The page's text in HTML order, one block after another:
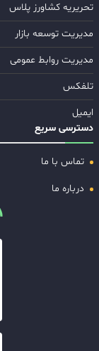
تحریریه کشاورز پلاس
مدیریت توسعه بازار
مدیریت روابط عمومی
تلفکس
ایمیل
دسترسی سریع
تماس با ما
درباره ما